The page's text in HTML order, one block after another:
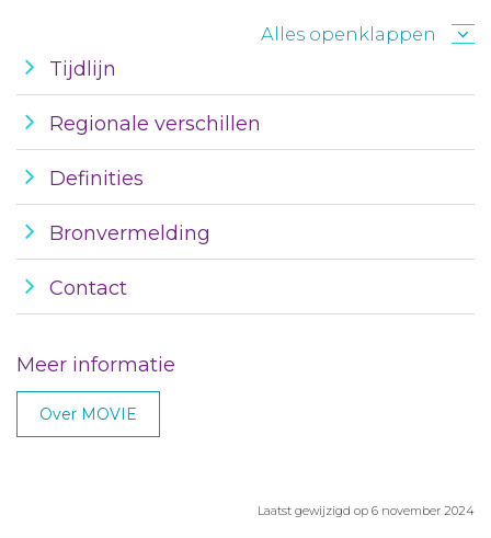
Alles openklappen
Tijdlijn
Regionale verschillen
Definities
Bronvermelding
Contact
Meer informatie
Over MOVIE
Laatst gewijzigd op 6 november 2024